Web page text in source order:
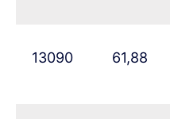
13090 61,88